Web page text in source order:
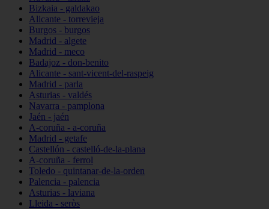
Bizkaia - galdakao
Alicante - torrevieja
Burgos - burgos
Madrid - algete
Madrid - meco
Badajoz - don-benito
Alicante - sant-vicent-del-raspeig
Madrid - parla
Asturias - valdés
Navarra - pamplona
Jaén - jaén
A-coruña - a-coruña
Madrid - getafe
Castellón - castelló-de-la-plana
A-coruña - ferrol
Toledo - quintanar-de-la-orden
Palencia - palencia
Asturias - laviana
Lleida - seròs